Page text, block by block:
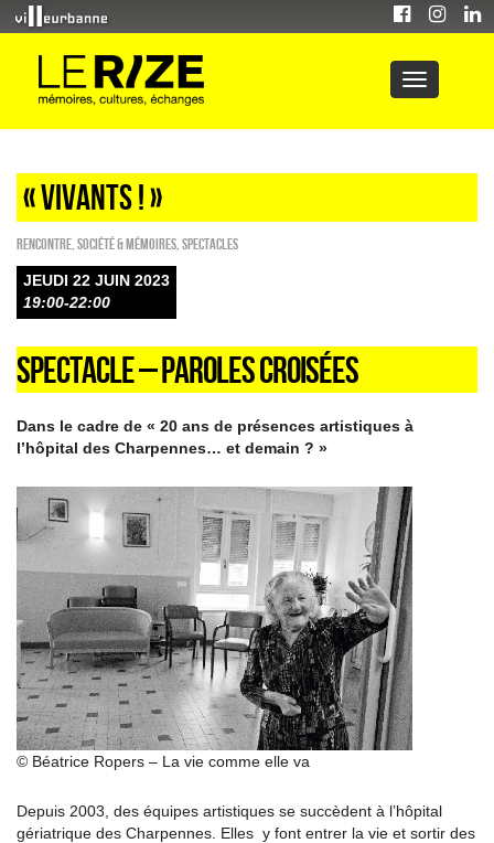
« VIVANTS ! »
Rencontre Société & Mémoires SPECTACLES
JEUDI 22 JUIN 2023
19:00-22:00
SPECTACLE – PAROLES CROISÉES
Dans le cadre de « 20 ans de présences artistiques à
l’hôpital des Charpennes… et demain ? »
© Béatrice Ropers – La vie comme elle va
Depuis 2003, des équipes artistiques se succèdent à l’hôpital
gériatrique des Charpennes. Elles y font entrer la vie et sortir des